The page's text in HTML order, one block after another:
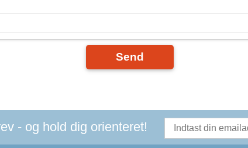
Send
- og hold dig orienteret!